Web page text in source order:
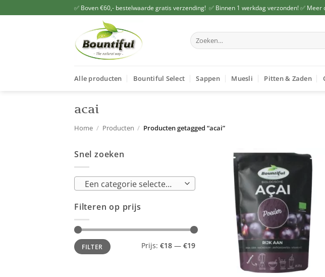
naar
✅ Boven €60,- bestelwaarde gratis verzending! ✅ Binnen 1 werkdag verzonden! ✅
Zoeken
naar:
Alle producten Bountiful Select Sappen Muesli Pitten & Zaden
acai
Home / Producten / Producten getagged “acai”
Snel zoeken
Een categorie selecteren
Filteren op prijs
Min.
prijs
Max.
prijsFILTER Prijs: €18 — €19